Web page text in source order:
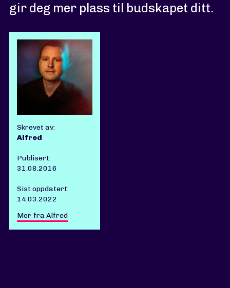
gir deg mer plass til budskapet ditt.
Skrevet av:
Alfred
Publisert:
31.08.2016
Sist oppdatert:
14.03.2022
Mer fra Alfred